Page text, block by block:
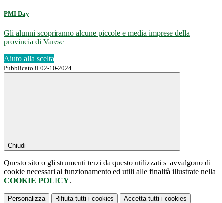
PMI Day
Gli alunni scopriranno alcune piccole e media imprese della
provincia di Varese
Aiuto alla scelta
Pubblicato il 02-10-2024
Chiudi
Questo sito o gli strumenti terzi da questo utilizzati si avvalgono di
cookie necessari al funzionamento ed utili alle finalità illustrate nella
COOKIE POLICY.
Personalizza Rifiuta tutti i cookies Accetta tutti i cookies